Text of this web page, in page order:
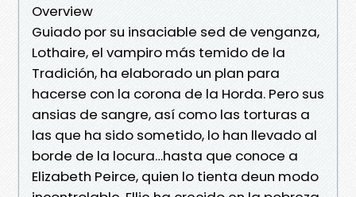
Overview
Guiado por su insaciable sed de venganza,
Lothaire, el vampiro más temido de la
Tradición, ha elaborado un plan para
hacerse con la corona de la Horda. Pero sus
ansias de sangre, así como las torturas a
las que ha sido sometido, lo han llevado al
borde de la locura…hasta que conoce a
Elizabeth Peirce, quien lo tienta deun modo